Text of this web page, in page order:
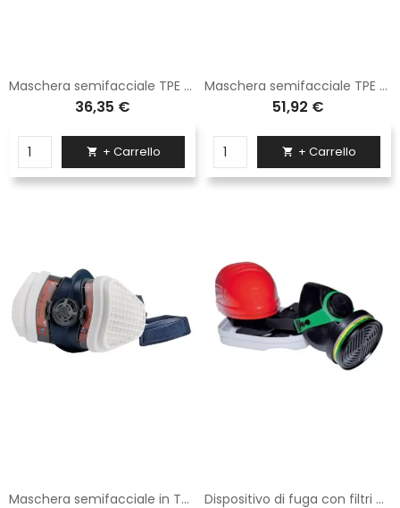
Maschera semifacciale TPE senza lattice e silicone fornita con 2 filtri a1p3
36,35 €
 + Carrello
Maschera semifacciale TPE regolabile con 2 filtri ABEK1 P3
51,92 €
 + Carrello
Maschera semifacciale in TPE fornita con 2 filtri A2P3 Dispositivo di fuga con filtri antigas